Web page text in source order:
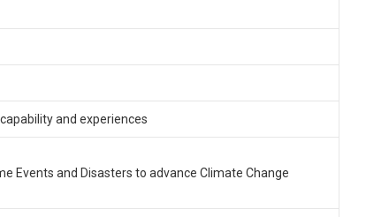
and experiences
Events and Disasters to advance Climate Change